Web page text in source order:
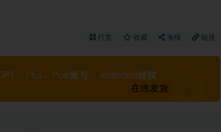
打赏 收藏 海报 链接